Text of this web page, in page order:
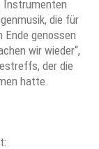
Instrumenten
die für
genossen
wir wieder“,
der die
hatte.